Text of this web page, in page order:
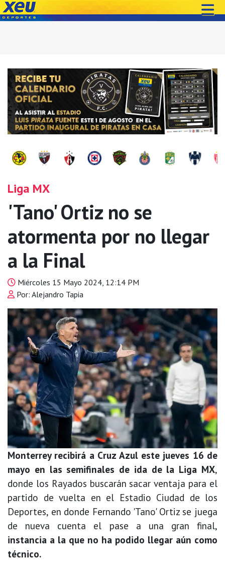
Liga MX
'Tano' Ortiz no se
atormenta por no llegar
a la Final
Miércoles 15 Mayo 2024, 12:14 PM
Por: Alejandro Tapia
Monterrey recibirá a Cruz Azul este jueves 16 de
mayo en las semifinales de ida de la Liga MX,
donde los Rayados buscarán sacar ventaja para el
partido de vuelta en el Estadio Ciudad de los
Deportes, en donde Fernando 'Tano' Ortiz se juega
de nueva cuenta el pase a una gran final,
instancia a la que no ha podido llegar aún como
técnico.